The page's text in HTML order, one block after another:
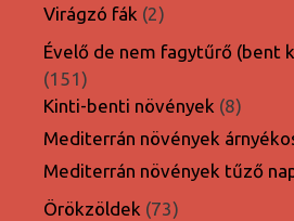
Virágzó fák 22
termék
Évelő de nem fagytűrő (bent
151151
termék
Kinti-benti növények 88
Mediterrán növények
Mediterrán növények tűző
Örökzöldek 7373